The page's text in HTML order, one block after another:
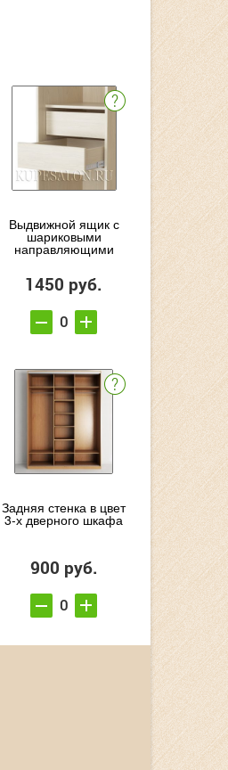
Выдвижной ящик с
шариковыми
направляющими
1450 руб.
Задняя стенка в цвет
3-х дверного шкафа
900 руб.